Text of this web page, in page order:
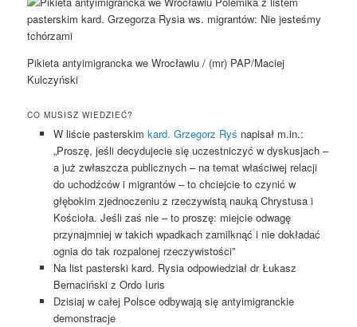
Pikieta antyimigrancka we Wrocławiu / (mr) PAP/Maciej
Kulczyński
CO MUSISZ WIEDZIEĆ?
W liście pasterskim kard. Grzegorz Ryś napisał m.in.:
„Proszę, jeśli decydujecie się uczestniczyć w dyskusjach –
a już zwłaszcza publicznych – na temat właściwej relacji
do uchodźców i migrantów – to chciejcie to czynić w
głębokim zjednoczeniu z rzeczywistą nauką Chrystusa i
Kościoła. Jeśli zaś nie – to proszę: miejcie odwagę
przynajmniej w takich wpadkach zamilknąć i nie dokładać
ognia do tak rozpalonej rzeczywistości”
Na list pasterski kard. Rysia odpowiedział dr Łukasz
Bernaciński z Ordo Iuris
Dzisiaj w całej Polsce odbywają się antyimigranckie
demonstracje